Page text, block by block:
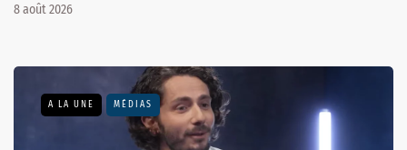
8 août 2026
A LA UNE MÉDIAS